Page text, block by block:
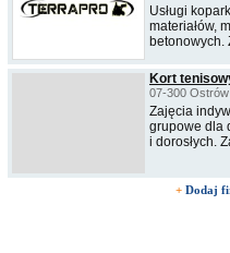
Usługi
materiałów,
betonowych.
Kort
07-300
Zajęcia
grupowe dla
i dorosłych.
+ Dodaj